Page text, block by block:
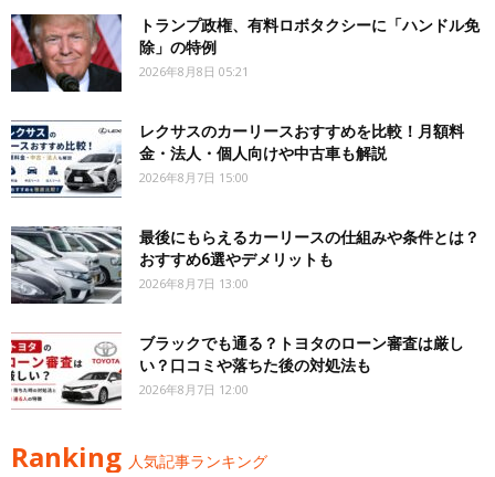
トランプ政権、有料ロボタクシーに「ハンドル免
除」の特例
2026年8月8日 05:21
レクサスのカーリースおすすめを比較！月額料
金・法人・個人向けや中古車も解説
2026年8月7日 15:00
最後にもらえるカーリースの仕組みや条件とは？
おすすめ6選やデメリットも
2026年8月7日 13:00
ブラックでも通る？トヨタのローン審査は厳し
い？口コミや落ちた後の対処法も
2026年8月7日 12:00
Ranking 人気記事ランキング